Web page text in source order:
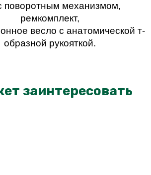
поворотным механизмом,
ремкомплект,
весло с анатомической т-
образной рукояткой.
заинтересовать